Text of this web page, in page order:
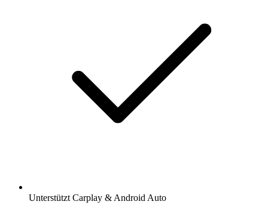
Unterstützt Carplay & Android Auto